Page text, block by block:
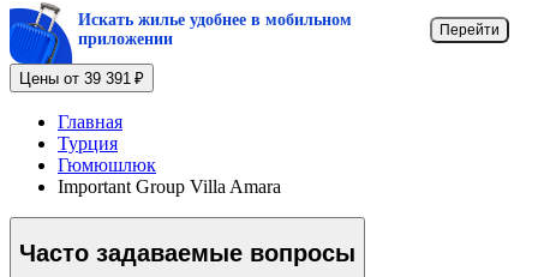
Искать жилье удобнее в мобильном
приложении
Перейти
Цены от 39 391 ₽
Главная
Турция
Гюмюшлюк
Important Group Villa Amara
Часто задаваемые вопросы